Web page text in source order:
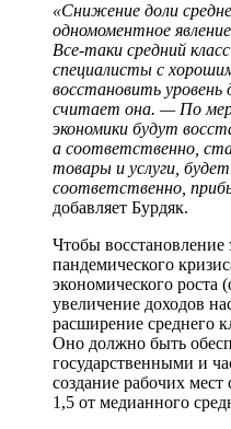
«Снижение доли
одномоментное
Все-таки средний
специалисты с
восстановить
считает она. — По
экономики будут
а соответственно,
товары и услуги,
соответственно,
добавляет Бурдяк.
Чтобы
пандемического
экономического роста
увеличение доходов
расширение среднего
Оно должно быть
государственными и
создание рабочих
1,5 от медианного